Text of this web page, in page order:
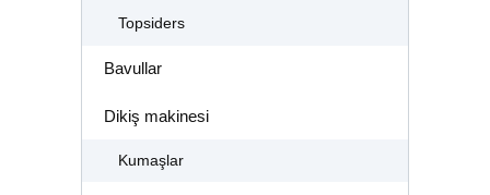
Topsiders
Bavullar
Dikiş makinesi
Kumaşlar